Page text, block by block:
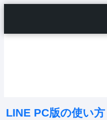
LINE PC版の使い